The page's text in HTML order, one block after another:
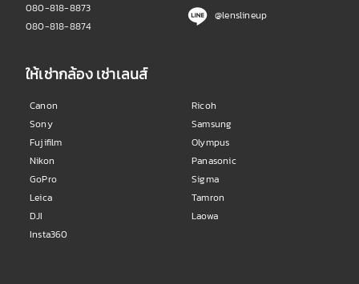
080-818-8873
080-818-8874
@lenslineup
ให้เช่ากล้อง เช่าเลนส์
Canon
Sony
Fujifilm
Nikon
GoPro
Leica
DJI
Insta360
Ricoh
Samsung
Olympus
Panasonic
Sigma
Tamron
Laowa